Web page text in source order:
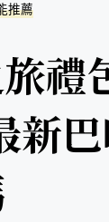
推薦
禮
新